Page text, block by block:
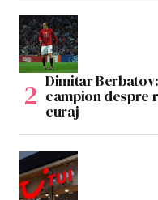
Dimitar
campion despre
curaj